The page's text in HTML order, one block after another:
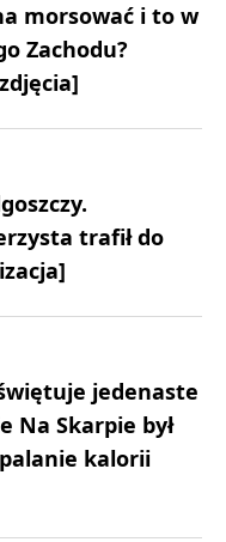
morsować i to w
Zachodu?
trafił do
jedenaste
Na Skarpie był
kalorii